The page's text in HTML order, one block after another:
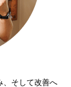
、そして改善へ
LINE予約